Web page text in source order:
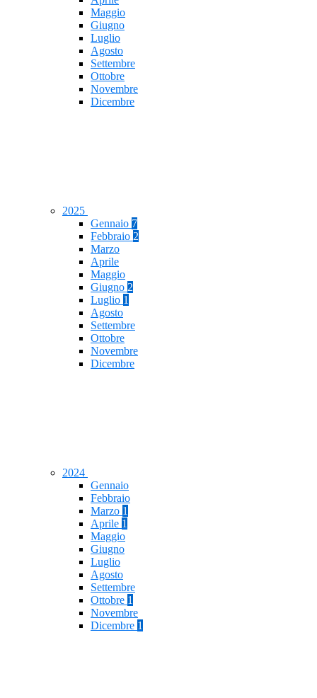
Maggio
Giugno
Luglio
Agosto
Settembre
Ottobre
Novembre
Dicembre
2025
Gennaio 7
Febbraio 2
Marzo
Aprile
Maggio
Giugno 2
Luglio 1
Agosto
Settembre
Ottobre
Novembre
Dicembre
2024
Gennaio
Febbraio
Marzo 1
Aprile 1
Maggio
Giugno
Luglio
Agosto
Settembre
Ottobre 1
Novembre
Dicembre 1